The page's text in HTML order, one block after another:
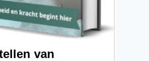
van